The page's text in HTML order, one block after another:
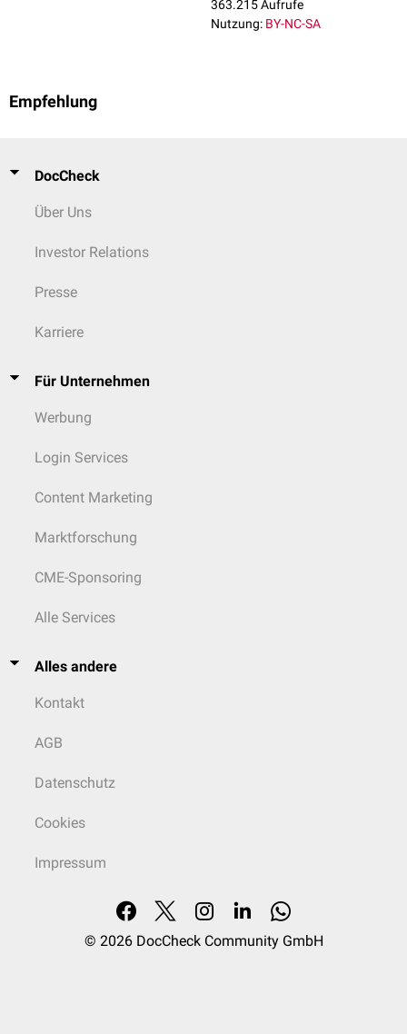
363.215 Aufrufe
Nutzung: BY-NC-SA
Empfehlung
DocCheck
Über Uns
Investor Relations
Presse
Karriere
Für Unternehmen
Werbung
Login Services
Content Marketing
Marktforschung
CME-Sponsoring
Alle Services
Alles andere
Kontakt
AGB
Datenschutz
Cookies
Impressum
© 2026 DocCheck Community GmbH